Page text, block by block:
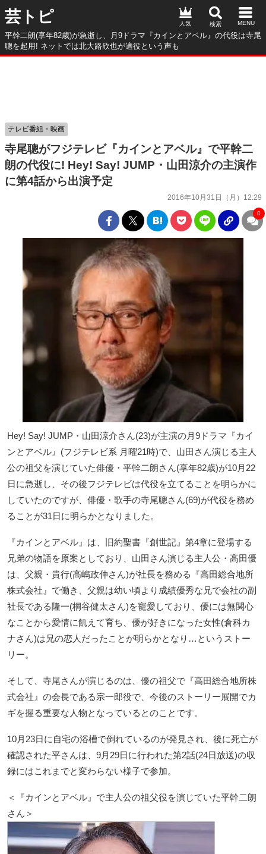
芸トピ
平幹二朗(享年82歳)が急逝し、月9ドラマ『カインとアベル』の代役は寺尾
聰を起用! ネットでは北大路欣也が適役という声も
人気
寺尾聰がフジテレビ『カインとアベル』で平幹二
朗の代役に! Hey! Say! JUMP・山田涼介の主演作
に第4話から出演予定
2016年10月31日（月）12:29
テレビ番組・映画
0
Hey! Say! JUMP・山田涼介さん(23)が主演の月9ドラマ『カイ
ンとアベル』(フジテレビ系 月曜21時)で、山田さん演じる主人
公の祖父を演じていた俳優・平幹二朗さん(享年82歳)が10月22
日に急逝し、その後フジテレビは代役を立てることを明らかに
していたのですが、俳優・歌手の寺尾聰さん(69)が代役を務め
ることが31日に明らかとなりました。
『カインとアベル』は、旧約聖書『創世記』第4章に登場する
兄弟の物語を原案としており、山田さん演じる主人公・高田優
は、父親・貴行(高嶋政伸さん)が社長を務める『高田総合地所
株式会社』で働き、父親は幼い頃より成績優秀な兄で会社の副
社長である隆一(桐谷健太さん)を寵愛しており、優には無関心
なことから愛情に飢えて育ち、優が好きになった女性(倉科カ
ナさん)は兄の恋人だったことが明らかとなり…というストー
リー。
そして、寺尾さんが演じるのは、優の祖父で『高田総合地所株
式会社』の会長である宗一郎役で、今後のストーリー展開でカ
ギを握る重要な人物となっているとのことです。
10月23日に自宅の浴槽で倒れているのが発見され、後に死亡が
確認された平さんは、9月29日に行われた第2話(24日放送)の収
録にはこれまでと変わらない様子で参加。
＜『カインとアベル』で主人公の祖父役を演じていた平幹二朗
さん＞